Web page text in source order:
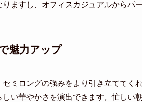
ますし、オフィスカジュアルからパ
魅力アップ
ミロングの強みをより引き立ててく
しい華やかさを演出できます。忙しい